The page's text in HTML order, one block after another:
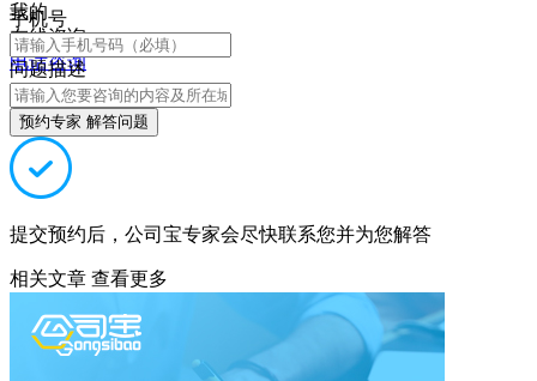
我的
在线咨询
电话咨询
手机号
问题描述
预约专家 解答问题
提交预约后，公司宝专家会尽快联系您并为您解答
相关文章 查看更多